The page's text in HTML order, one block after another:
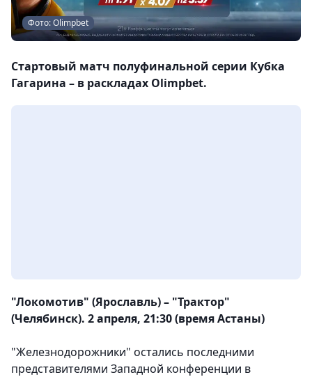
Фото: Olimpbet
Стартовый матч полуфинальной серии Кубка
Гагарина – в раскладах Olimpbet.
"Локомотив" (Ярославль) – "Трактор"
(Челябинск). 2 апреля, 21:30 (время Астаны)
"Железнодорожники" остались последними
представителями Западной конференции в